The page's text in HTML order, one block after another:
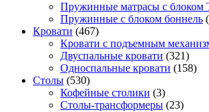
Пружинные матрасы с блоком
Пружинные с блоком боннель
Кровати (467)
Кровати с подъемным
Двуспальные кровати (321)
Односпальные кровати (158)
Столы (530)
Кофейные столики (3)
Столы-трансформеры (23)